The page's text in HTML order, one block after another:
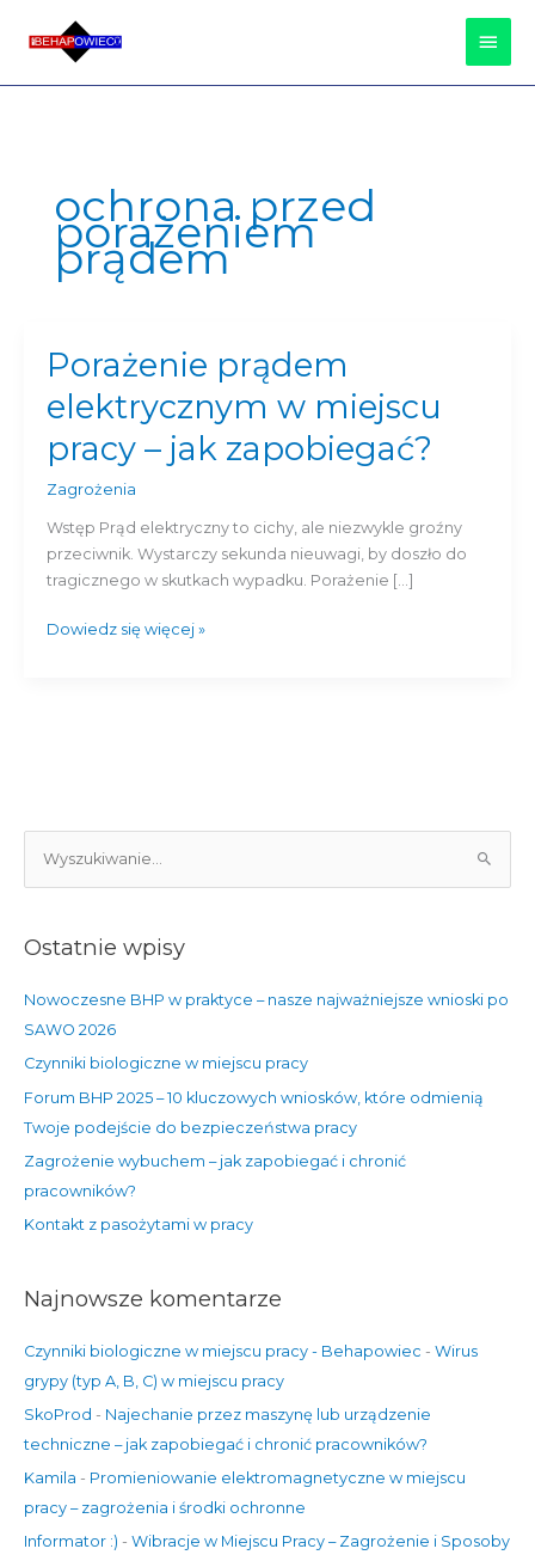
ochrona przed
porażeniem
prądem
Porażenie prądem
elektrycznym w miejscu
pracy – jak zapobiegać?
Zagrożenia
Wstęp Prąd elektryczny to cichy, ale niezwykle groźny
przeciwnik. Wystarczy sekunda nieuwagi, by doszło do
tragicznego w skutkach wypadku. Porażenie […]
Porażenie
prądem
elektrycznym
miejscu
pracy
zapobiegać?
Dowiedz się więcej »
z
k
a
Ostatnie wpisy
Nowoczesne BHP w praktyce – nasze najważniejsze wnioski po
SAWO 2026
Czynniki biologiczne w miejscu pracy
Forum BHP 2025 – 10 kluczowych wniosków, które odmienią
Twoje podejście do bezpieczeństwa pracy
Zagrożenie wybuchem – jak zapobiegać i chronić
pracowników?
Kontakt z pasożytami w pracy
Najnowsze komentarze
Czynniki biologiczne w miejscu pracy - Behapowiec - Wirus
grypy (typ A, B, C) w miejscu pracy
SkoProd - Najechanie przez maszynę lub urządzenie
techniczne – jak zapobiegać i chronić pracowników?
Kamila - Promieniowanie elektromagnetyczne w miejscu
pracy – zagrożenia i środki ochronne
Informator :) - Wibracje w Miejscu Pracy – Zagrożenie i Sposoby